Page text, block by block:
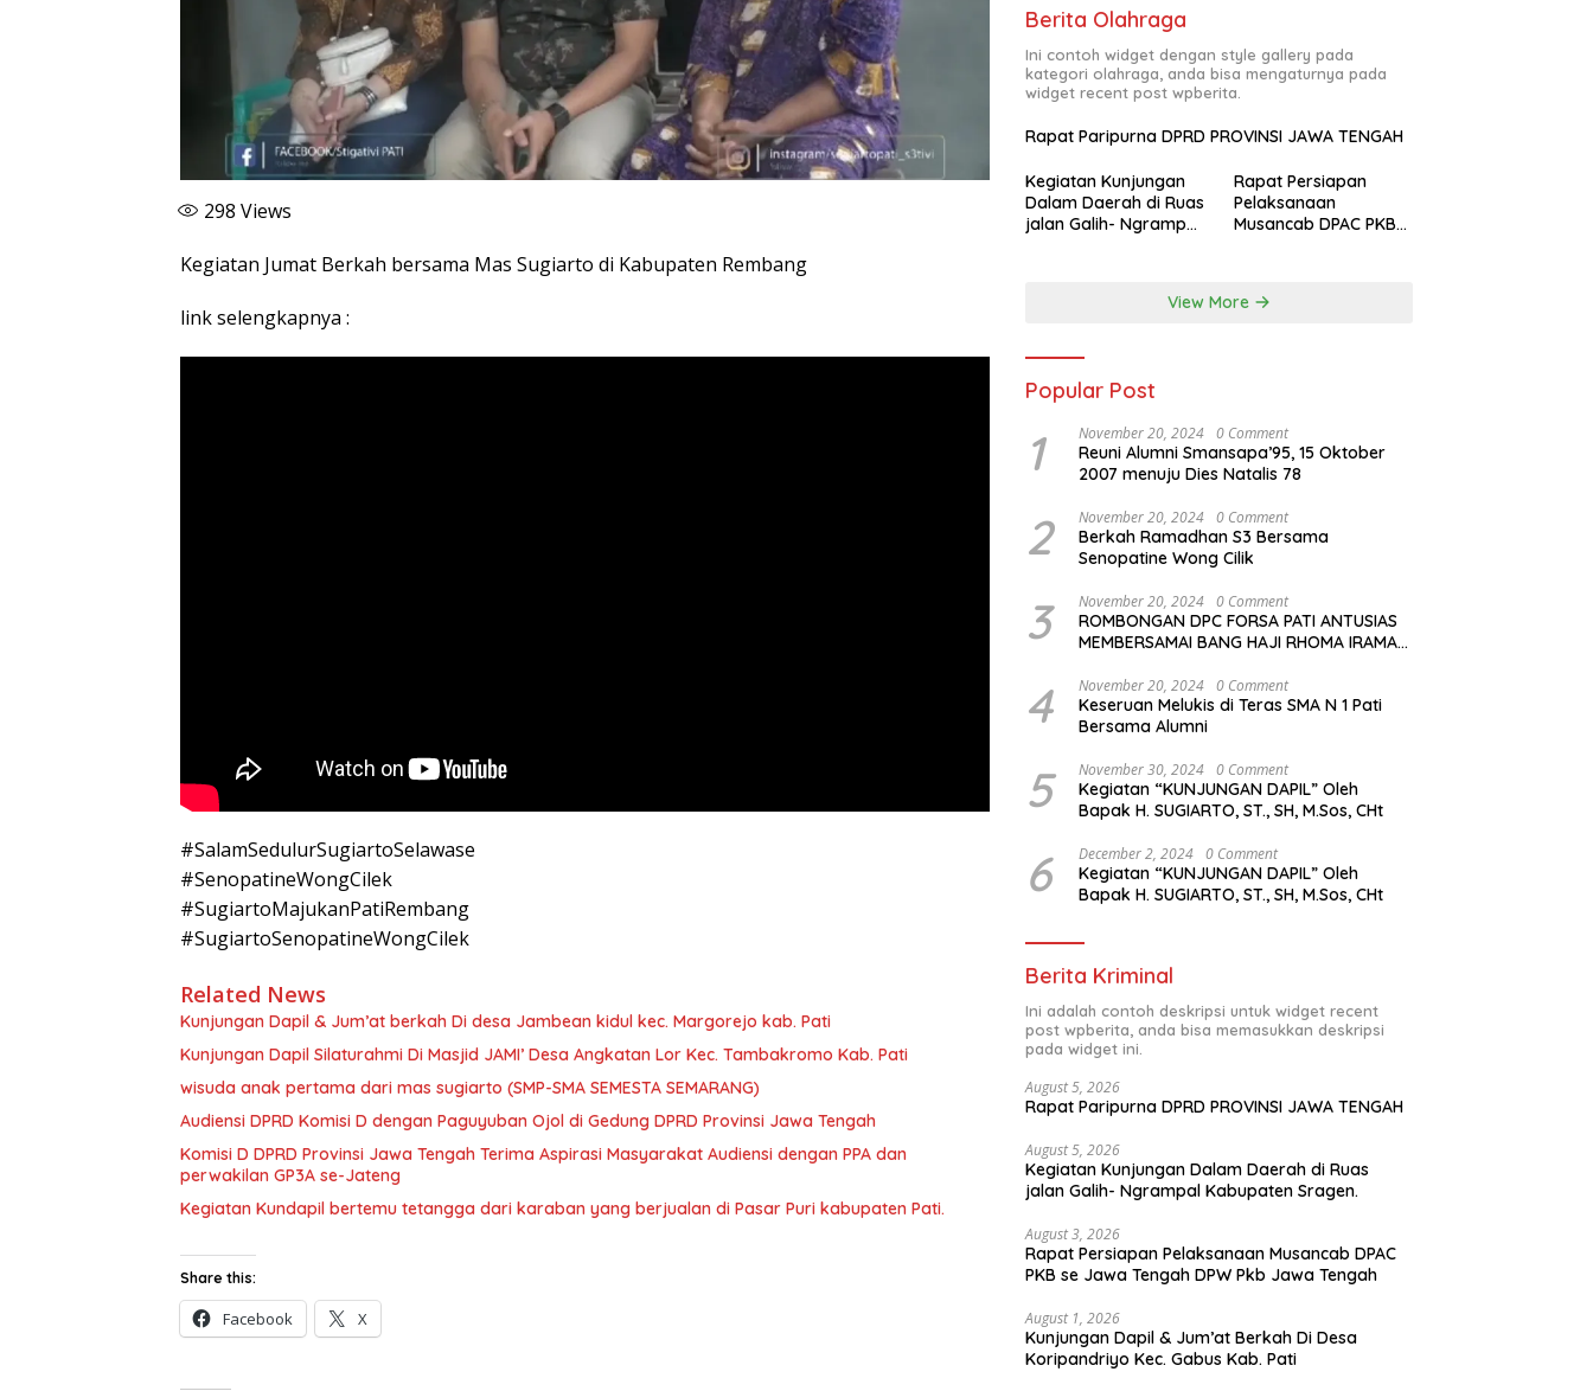
298 Views
Kegiatan Jumat Berkah bersama Mas Sugiarto di Kabupaten Rembang
link selengkapnya :
#SalamSedulurSugiartoSelawase
#SenopatineWongCilek
#SugiartoMajukanPatiRembang
#SugiartoSenopatineWongCilek
Related News
Kunjungan Dapil & Jum’at berkah Di desa Jambean kidul kec. Margorejo kab. Pati
Kunjungan Dapil Silaturahmi Di Masjid JAMI’ Desa Angkatan Lor Kec. Tambakromo Kab. Pati
wisuda anak pertama dari mas sugiarto (SMP-SMA SEMESTA SEMARANG)
Audiensi DPRD Komisi D dengan Paguyuban Ojol di Gedung DPRD Provinsi Jawa Tengah
Komisi D DPRD Provinsi Jawa Tengah Terima Aspirasi Masyarakat Audiensi dengan PPA dan
perwakilan GP3A se-Jateng
Kegiatan Kundapil bertemu tetangga dari karaban yang berjualan di Pasar Puri kabupaten Pati.
Share this:
Facebook X
Berita Olahraga
Ini contoh widget dengan style gallery pada
kategori olahraga, anda bisa mengaturnya pada
widget recent post wpberita.
Rapat Paripurna DPRD PROVINSI JAWA TENGAH
Kegiatan Kunjungan
Dalam Daerah di Ruas
jalan Galih- Ngrampal
Rapat Persiapan
Pelaksanaan
Musancab DPAC PKB
View More
Popular Post
1 November 20, 2024 0 Comment
Reuni Alumni Smansapa’95, 15 Oktober
2007 menuju Dies Natalis 78
2 November 20, 2024 0 Comment
Berkah Ramadhan S3 Bersama
Senopatine Wong Cilik
3 November 20, 2024 0 Comment
ROMBONGAN DPC FORSA PATI ANTUSIAS
MEMBERSAMAI BANG HAJI RHOMA IRAMA
4 November 20, 2024 0 Comment
Keseruan Melukis di Teras SMA N 1 Pati
Bersama Alumni
5 November 30, 2024 0 Comment
Kegiatan “KUNJUNGAN DAPIL” Oleh
Bapak H. SUGIARTO, ST., SH, M.Sos, CHt
6 December 2, 2024 0 Comment
Kegiatan “KUNJUNGAN DAPIL” Oleh
Bapak H. SUGIARTO, ST., SH, M.Sos, CHt
Berita Kriminal
Ini adalah contoh deskripsi untuk widget recent
post wpberita, anda bisa memasukkan deskripsi
pada widget ini.
August 5, 2026
Rapat Paripurna DPRD PROVINSI JAWA TENGAH
August 5, 2026
Kegiatan Kunjungan Dalam Daerah di Ruas
jalan Galih- Ngrampal Kabupaten Sragen.
August 3, 2026
Rapat Persiapan Pelaksanaan Musancab DPAC
PKB se Jawa Tengah DPW Pkb Jawa Tengah
August 1, 2026
Kunjungan Dapil & Jum’at Berkah Di Desa
Koripandriyo Kec. Gabus Kab. Pati